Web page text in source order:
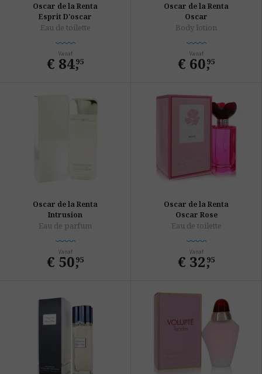
Oscar de la Renta
Esprit D'oscar
Eau de toilette
Vanaf
€ 84,
95
Oscar de la Renta
Oscar
Body lotion
Vanaf
€ 60,
95
Oscar de la Renta
Intrusion
Eau de parfum
Vanaf
€ 50,
95
Oscar de la Renta
Oscar Rose
Eau de toilette
Vanaf
€ 32,
95